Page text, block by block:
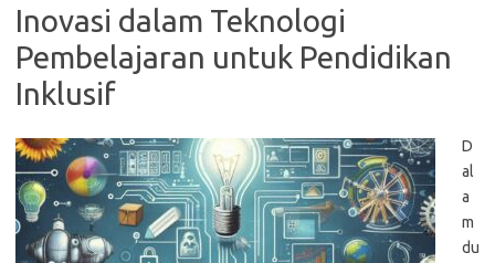
Inovasi dalam Teknologi
Pembelajaran untuk Pendidikan
Inklusif
D
al
a
m
du